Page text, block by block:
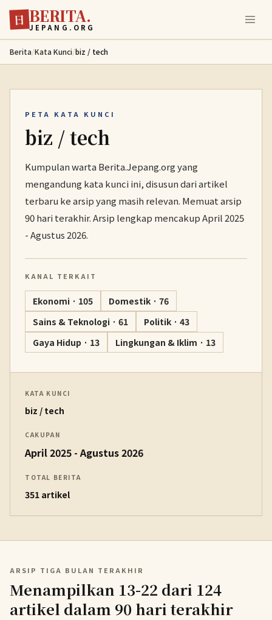
Lewati ke konten utama
日 BERITA.
JEPANG.ORG
Berita/Kata Kunci/biz / tech
PETA KATA KUNCI
biz / tech
Kumpulan warta Berita.Jepang.org yang
mengandung kata kunci ini, disusun dari artikel
terbaru ke arsip yang masih relevan. Memuat arsip
90 hari terakhir. Arsip lengkap mencakup April 2025
- Agustus 2026.
KANAL TERKAIT
Ekonomi · 105
Domestik · 76
Sains & Teknologi · 61
Politik · 43
Gaya Hidup · 13
Lingkungan & Iklim · 13
KATA KUNCI
biz / tech
CAKUPAN
April 2025 - Agustus 2026
TOTAL BERITA
351 artikel
ARSIP TIGA BULAN TERAKHIR
Menampilkan 13-22 dari 124
artikel dalam 90 hari terakhir